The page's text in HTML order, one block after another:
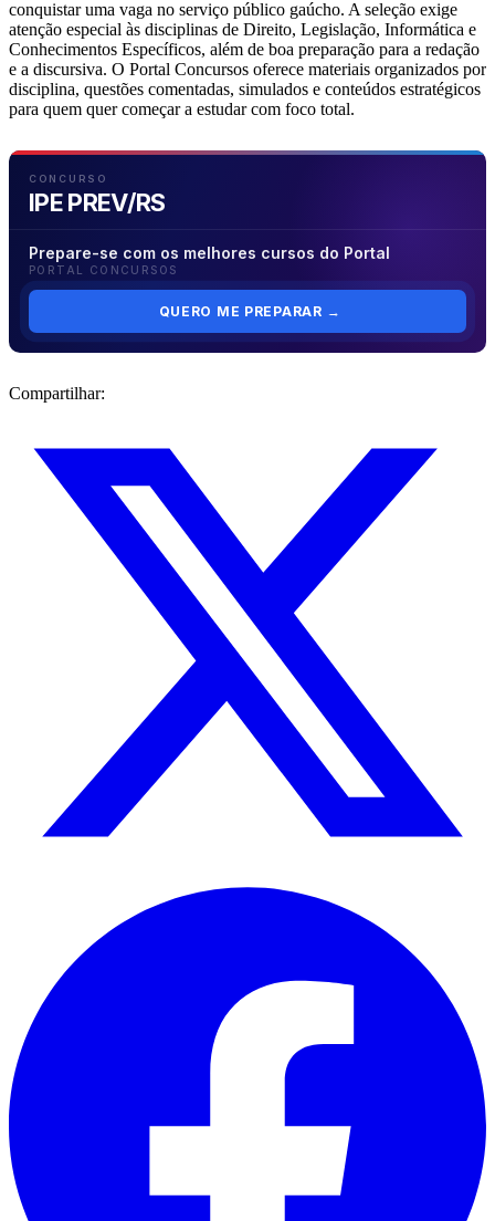
conquistar uma vaga no serviço público gaúcho. A seleção exige
atenção especial às disciplinas de Direito, Legislação, Informática e
Conhecimentos Específicos, além de boa preparação para a redação
e a discursiva. O Portal Concursos oferece materiais organizados por
disciplina, questões comentadas, simulados e conteúdos estratégicos
para quem quer começar a estudar com foco total.
CONCURSO
IPE PREV/RS
Prepare-se com os melhores cursos do Portal
PORTAL CONCURSOS
QUERO ME PREPARAR →
Compartilhar: